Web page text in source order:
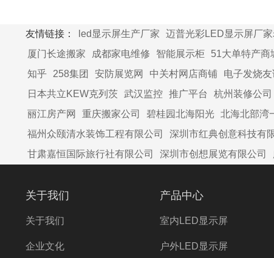
友情链接： led显示屏生产厂家 迈普光彩LED显示屏厂
厦门长途搬家
成都家电维修 智能展示柜 51大单特产商
知乎
258集团 安防展览网 中关村网店商铺 电子发烧
日本共立KEW克列茨 武汉监控 推广平台 杭州装修公司
丽江房产网
重庆搬家公司 碧桂园北海阳光 北海北部湾
福州众颐清水装饰工程有限公司
深圳市红典创意科技有
甘肃嘉恒国际旅行社有限公司
深圳市创想展览有限公司
关于我们
关于我们
企业文化
产品中心
室内LED显示屏
户外LED显示屏